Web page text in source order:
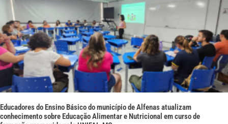
Educadores do Ensino Básico do município de Alfenas atualizam
conhecimento sobre Educação Alimentar e Nutricional em curso de